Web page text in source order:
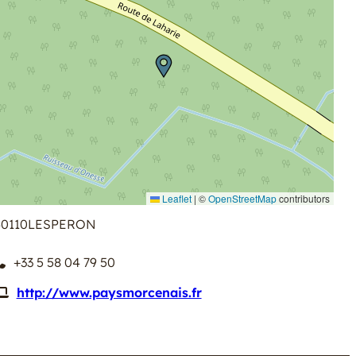
Leaflet | ©OpenStreetMapcontributors
LESPERON
+33 5 58 04 79 50
http://www.paysmorcenais.fr